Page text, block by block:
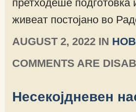
претходеше подготовка
живеат постојано во
AUGUST 2, 2022 IN
COMMENTS ARE
Несекојдневен